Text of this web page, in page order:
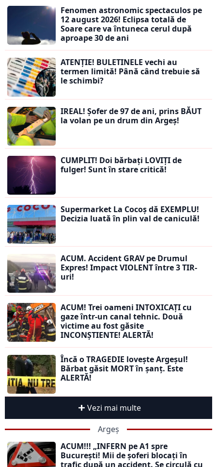
Fenomen astronomic spectaculos pe
12 august 2026! Eclipsa totală de
Soare care va întuneca cerul după
aproape 30 de ani
ATENȚIE! BULETINELE vechi au
termen limită! Până când trebuie să
le schimbi?
IREAL! Șofer de 97 de ani, prins BĂUT
la volan pe un drum din Argeș!
CUMPLIT! Doi bărbați LOVIȚI de
fulger! Sunt în stare critică!
Supermarket La Cocoș dă EXEMPLU!
Decizia luată în plin val de caniculă!
ACUM. Accident GRAV pe Drumul
Expres! Impact VIOLENT între 3 TIR-
uri!
ACUM! Trei oameni INTOXICAȚI cu
gaze într-un canal tehnic. Două
victime au fost găsite
INCONȘTIENTE! ALERTĂ!
Încă o TRAGEDIE lovește Argeșul!
Bărbat găsit MORT în șanț. Este
ALERTĂ!
Vezi mai multe
Argeș
ACUM!!! „INFERN pe A1 spre
București! Mii de șoferi blocați în
trafic după un accident. Se circulă cu